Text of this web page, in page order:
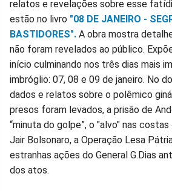
relatos e revelações sobre esse
estão no livro "08 DE JANEIRO -
BASTIDORES". A obra mostra
não foram revelados ao público.
início culminando nos três dias mais
imbróglio: 07, 08 e 09 de janeiro. No
dados e relatos sobre o polêmico
presos foram levados, a prisão de
“minuta do golpe”, o "alvo" nas
Jair Bolsonaro, a Operação Lesa
estranhas ações do General G.Dias
dos atos.